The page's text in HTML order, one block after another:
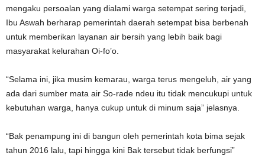
mengaku persoalan yang dialami warga setempat sering terjadi,
Ibu Aswah berharap pemerintah daerah setempat bisa berbenah
untuk memberikan layanan air bersih yang lebih baik bagi
masyarakat kelurahan Oi-fo’o.
“Selama ini, jika musim kemarau, warga terus mengeluh, air yang
ada dari sumber mata air So-rade ndeu itu tidak mencukupi untuk
kebutuhan warga, hanya cukup untuk di minum saja” jelasnya.
“Bak penampung ini di bangun oleh pemerintah kota bima sejak
tahun 2016 lalu, tapi hingga kini Bak tersebut tidak berfungsi”